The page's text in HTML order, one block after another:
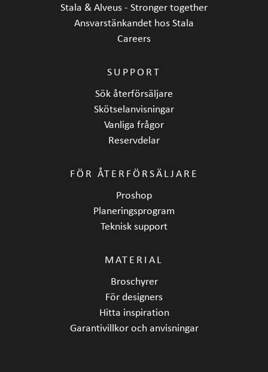
Stala & Alveus - Stronger together
Ansvarstänkandet hos Stala
Careers
SUPPORT
Sök återförsäljare
Skötselanvisningar
Vanliga frågor
Reservdelar
FÖR ÅTERFÖRSÄLJARE
Proshop
Planeringsprogram
Teknisk support
MATERIAL
Broschyrer
För designers
Hitta inspiration
Garantivillkor och anvisningar